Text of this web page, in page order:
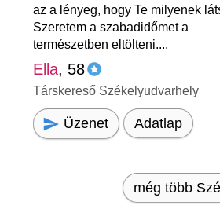
az a lényeg, hogy Te milyenek
Szeretem a szabadidőmet a
természetben eltölteni....
Ella, 58
Társkereső Székelyudvarhely
Üzenet Adatlap
még több